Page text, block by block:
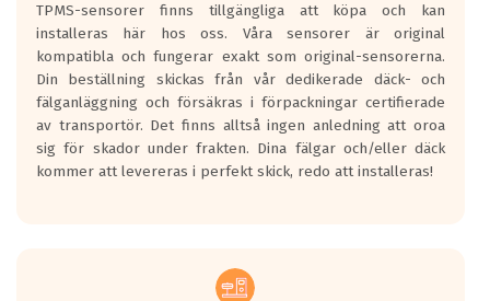
Ett däck med en svart våg kommer vara
minst tre decibel tystare än det
regelverk som börjar gälla 2016.
TPMS-sensorer finns tillgängliga att köpa och kan
installeras här hos oss. Våra sensorer är original
kompatibla och fungerar exakt som original-sensorerna.
Din beställning skickas från vår dedikerade däck- och
fälganläggning och försäkras i förpackningar certifierade
av transportör. Det finns alltså ingen anledning att oroa
sig för skador under frakten. Dina fälgar och/eller däck
kommer att levereras i perfekt skick, redo att installeras!